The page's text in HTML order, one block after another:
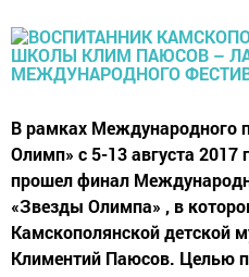
В рамках Международного
Олимп» с 5-13 августа 2017
прошел финал
«Звезды Олимпа» , в
Камскополянской детской
Климентий Паюсов. Целью